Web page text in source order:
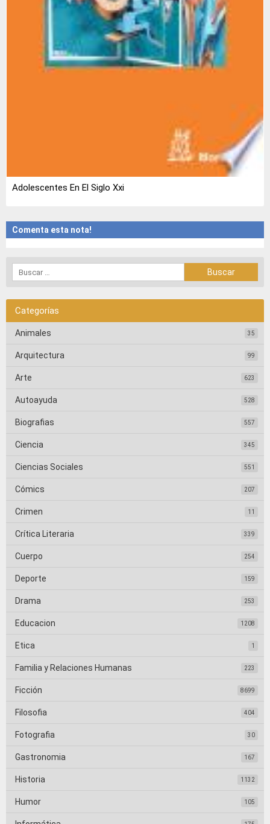
Adolescentes En El Siglo Xxi
Comenta esta nota!
Categorías
Animales 35
Arquitectura 99
Arte 623
Autoayuda 528
Biografias 557
Ciencia 345
Ciencias Sociales 551
Cómics 207
Crimen 11
Crítica Literaria 339
Cuerpo 254
Deporte 159
Drama 253
Educacion 1208
Etica 1
Familia y Relaciones Humanas 223
Ficción 8699
Filosofia 404
Fotografia 30
Gastronomia 167
Historia 1132
Humor 105